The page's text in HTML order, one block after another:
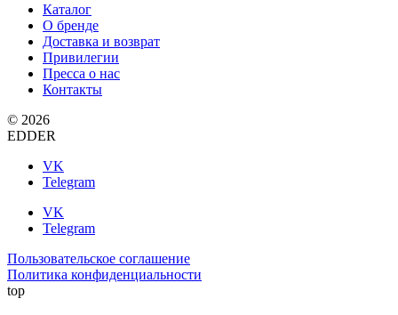
Каталог
О бренде
Доставка и возврат
Привилегии
Пресса о нас
Контакты
© 2026
EDDER
VK
Telegram
VK
Telegram
Пользовательское соглашение
Политика конфиденциальности
top